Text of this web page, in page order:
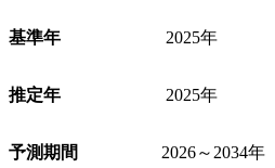
基準年 2025年
推定年 2025年
予測期間 2026～2034年